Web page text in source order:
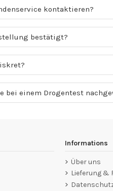
kontaktieren?
bestätigt?
bei einem Drogentest
Informations
Über uns
Lieferung &